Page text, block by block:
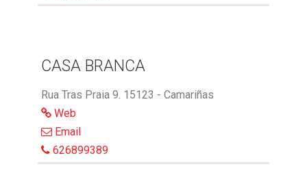
CASA BRANCA
Rua Tras Praia 9. 15123 - Camariñas
Web
Email
626899389